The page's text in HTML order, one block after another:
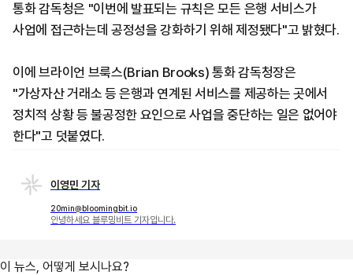
통화 감독청은 "이번에 발표되는 규칙은 모든 은행 서비스가
사업에 접근하는데 공정성을 강화하기 위해 제정됐다"고 밝혔다.
이에 브라이언 브룩스(Brian Brooks) 통화 감독청장은
"가상자산 거래소 등 은행과 연계된 서비스를 제공하는 곳에서
정치적 상황 등 불공정한 요인으로 사업을 중단하는 일은 없어야
한다"고 덧붙였다.
이영민 기자
20min@bloomingbit.io
안녕하세요 블루밍비트 기자입니다.
이 뉴스, 어떻게 보시나요?